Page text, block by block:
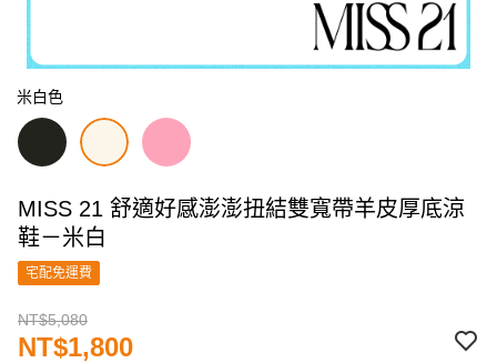
米白色
MISS 21 舒適好感澎澎扭結雙寬帶羊皮厚底涼
鞋－米白
宅配免運費
NT$5,080
NT$1,800